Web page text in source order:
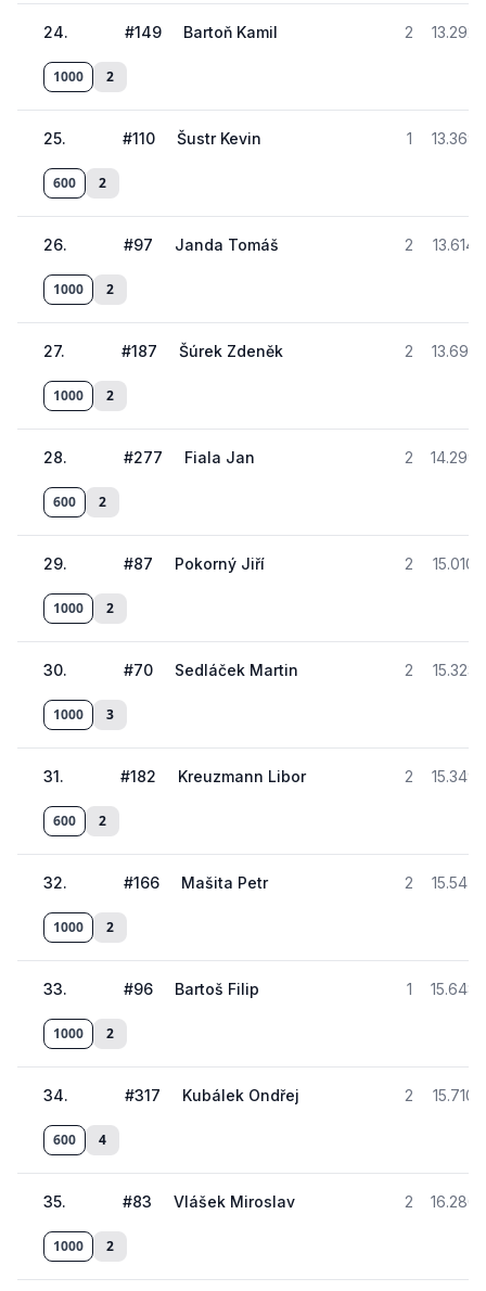
24. #149 Bartoň Kamil 2 13.292
1000 2
25. #110 Šustr Kevin 1 13.369
600 2
26. #97 Janda Tomáš 2 13.614
1000 2
27. #187 Šúrek Zdeněk 2 13.695
1000 2
28. #277 Fiala Jan 2 14.299
600 2
29. #87 Pokorný Jiří 2 15.010
1000 2
30. #70 Sedláček Martin 2 15.323
1000 3
31. #182 Kreuzmann Libor 2 15.349
600 2
32. #166 Mašita Petr 2 15.547
1000 2
33. #96 Bartoš Filip 1 15.648
1000 2
34. #317 Kubálek Ondřej 2 15.710
600 4
35. #83 Vlášek Miroslav 2 16.280
1000 2